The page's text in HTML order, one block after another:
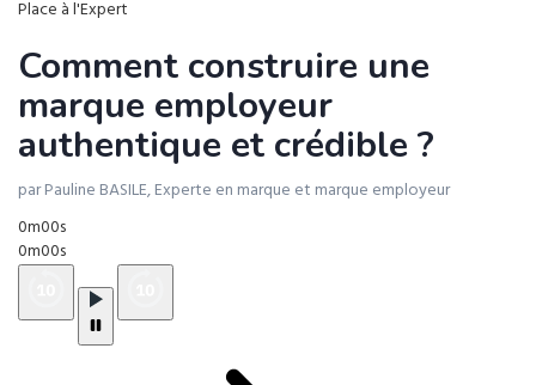
Place à l'Expert
Comment construire une
marque employeur
authentique et crédible ?
par Pauline BASILE, Experte en marque et marque employeur
0m00s
0m00s